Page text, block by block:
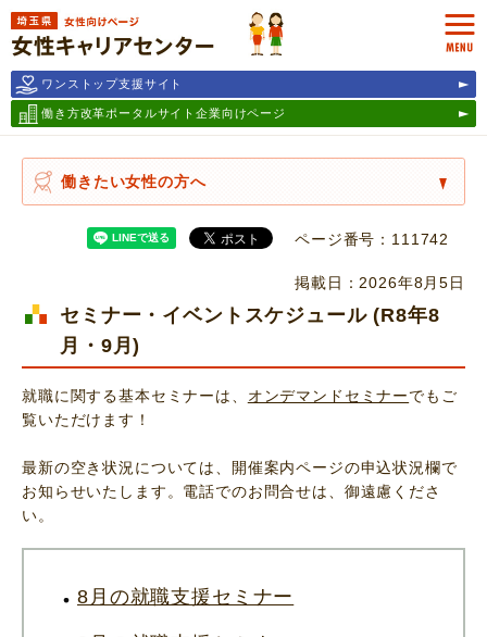
埼玉県女性キャリアセンター
ワンストップ支援サイト
働き方改革ポータルサイト企業向けページ
働きたい女性の方へ
ページ番号：111742
掲載日：2026年8月5日
セミナー・イベントスケジュール (R8年8
月・9月)
就職に関する基本セミナーは、 オンデマンドセミナーでもご
覧いただけます！
最新の空き状況については、開催案内ページの申込状況欄で
お知らせいたします。電話でのお問合せは、御遠慮くださ
い。
8月の就職支援セミナー